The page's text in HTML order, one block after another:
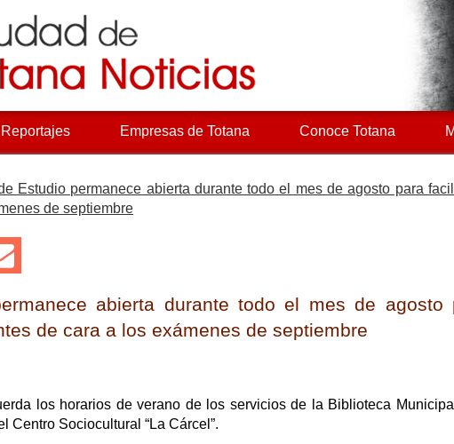
Reportajes Empresas de Totana Conoce Totana
Estudio permanece abierta durante todo el mes de agosto para
de septiembre
abierta durante todo el mes de agosto
de cara a los exámenes de septiembre
los horarios de verano de los servicios de la Biblioteca
Centro Sociocultural “La Cárcel”.